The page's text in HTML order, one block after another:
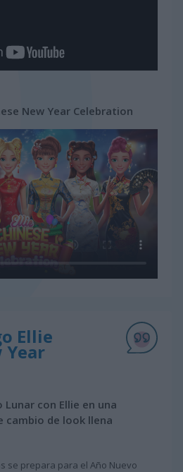
New Year Celebration
Ellie
Year
Lunar con Ellie en una
cambio de look llena
se prepara para el Año Nuevo